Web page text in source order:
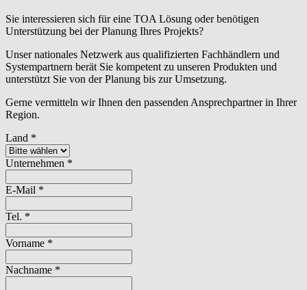
Sie interessieren sich für eine TOA Lösung oder benötigen
Unterstützung bei der Planung Ihres Projekts?
Unser nationales Netzwerk aus qualifizierten Fachhändlern und
Systempartnern berät Sie kompetent zu unseren Produkten und
unterstützt Sie von der Planung bis zur Umsetzung.
Gerne vermitteln wir Ihnen den passenden Ansprechpartner in Ihrer
Region.
Land *
Unternehmen *
E-Mail *
Tel. *
Vorname *
Nachname *